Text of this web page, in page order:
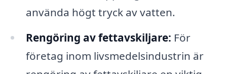
använda högt tryck av vatten.
Rengöring av fettavskiljare: För
företag inom livsmedelsindustrin är